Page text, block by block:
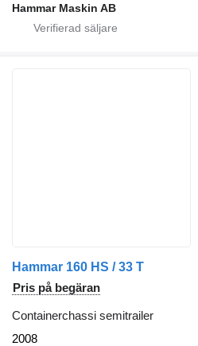
Hammar Maskin AB
Hammar 160 HS / 33 T
Pris på begäran
Containerchassi semitrailer
2008